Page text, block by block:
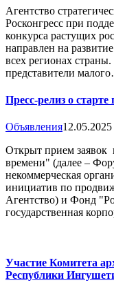
Агентство
Росконгресс при
конкурса растущих
направлен на
всех регионах
представители
Пресс-релиз о
Объявления12.05.2025
Открыт прием заявок
времени" (далее –
некоммерческая
инициатив по
Агентство) и Фонд
государственная
Участие Комитета
Республики